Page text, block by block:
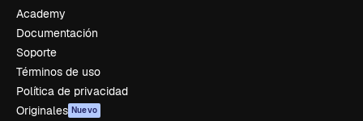
Academy
Documentación
Soporte
Términos de uso
Política de privacidad
Originales Nuevo